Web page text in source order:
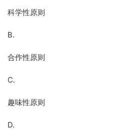
科学性原则
B.
合作性原则
C.
趣味性原则
D.